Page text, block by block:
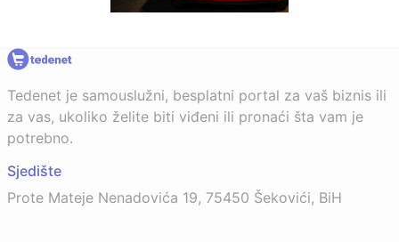
Tedenet je samouslužni, besplatni portal za vaš biznis ili
za vas, ukoliko želite biti viđeni ili pronaći šta vam je
potrebno.
Sjedište
Prote Mateje Nenadovića 19, 75450 Šekovići, BiH